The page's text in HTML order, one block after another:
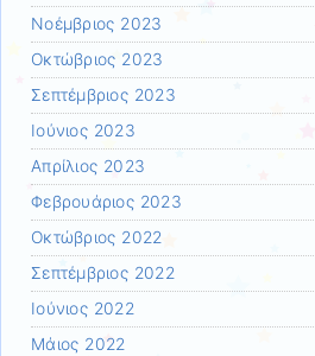
Νοέμβριος 2023
Οκτώβριος 2023
Σεπτέμβριος 2023
Ιούνιος 2023
Απρίλιος 2023
Φεβρουάριος 2023
Οκτώβριος 2022
Σεπτέμβριος 2022
Ιούνιος 2022
Μάιος 2022